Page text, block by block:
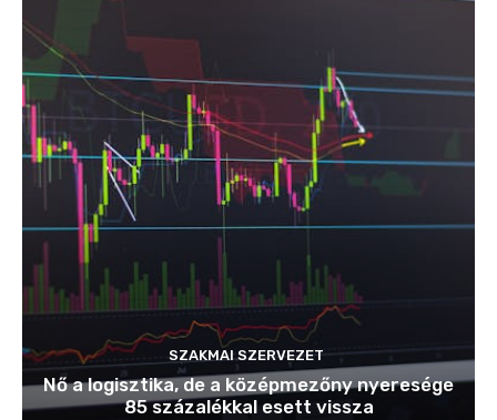
SZAKMAI SZERVEZET
Nő a logisztika, de a középmezőny nyeresége
85 százalékkal esett vissza